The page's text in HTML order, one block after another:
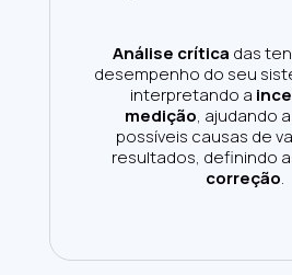
Análise crítica das
desempenho do seu
interpretando a
medição, ajudando
possíveis causas de
resultados, definindo
correção.